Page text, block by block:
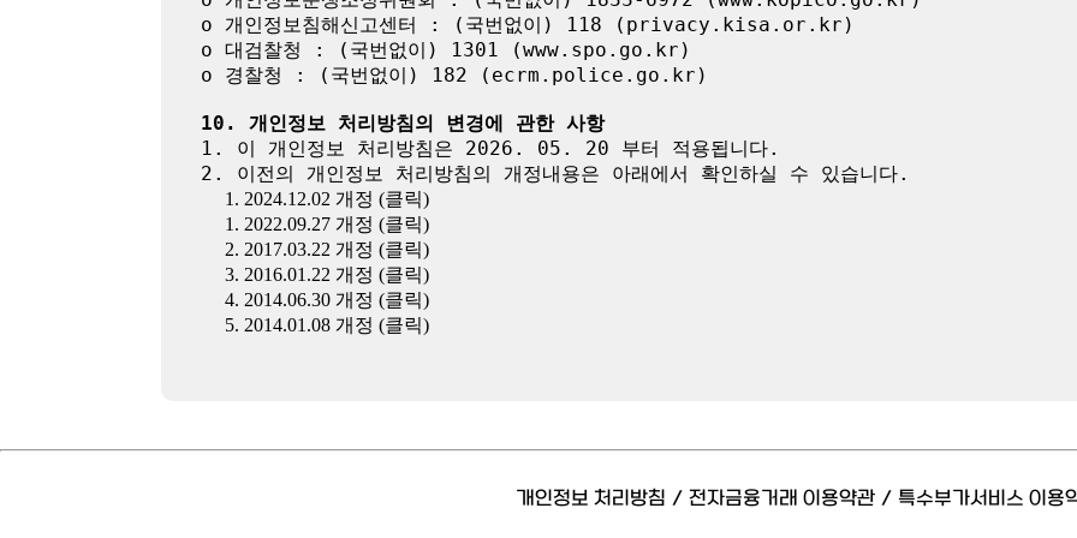
o 개인정보침해신고센터 : (국번없이) 118 (privacy.kisa.or.kr)
o 대검찰청 : (국번없이) 1301 (www.spo.go.kr)
o 경찰청 : (국번없이) 182 (ecrm.police.go.kr)
10. 개인정보 처리방침의 변경에 관한 사항
1. 이 개인정보 처리방침은 2026. 05. 20 부터 적용됩니다.
2. 이전의 개인정보 처리방침의 개정내용은 아래에서 확인하실 수 있습니다.
1. 2024.12.02 개정 (클릭)
1. 2022.09.27 개정 (클릭)
2. 2017.03.22 개정 (클릭)
3. 2016.01.22 개정 (클릭)
4. 2014.06.30 개정 (클릭)
5. 2014.01.08 개정 (클릭)
개인정보 처리방침 / 전자금융거래 이용약관 / 특수부가서비스 이용